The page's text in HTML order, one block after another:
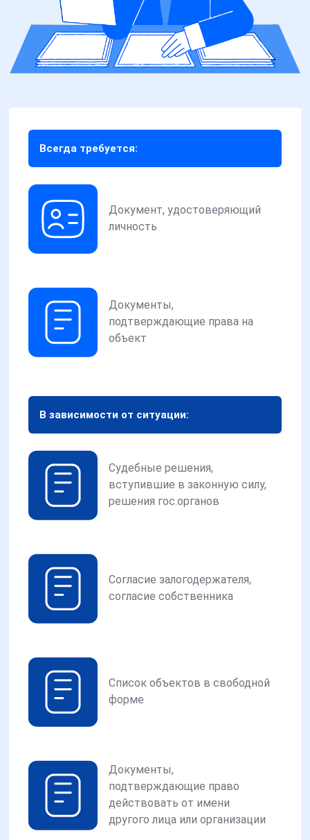
Всегда требуется:
Документ, удостоверяющий
личность
Документы,
подтверждающие права на
объект
В зависимости от ситуации:
Судебные решения,
вступившие в законную силу,
решения гос.органов
Согласие залогодержателя,
согласие собственника
Список объектов в свободной
форме
Документы,
подтверждающие право
действовать от имени
другого лица или организации